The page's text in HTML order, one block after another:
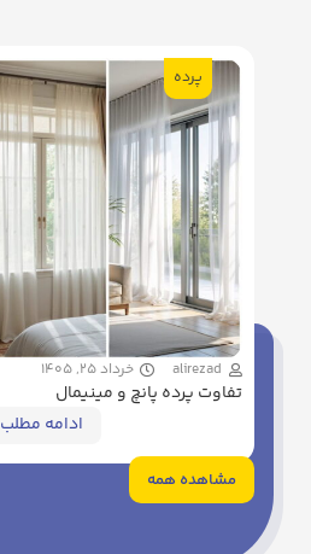
پرده
alirezad خرداد 25, 1405
تفاوت پرده پانچ و مینیمال
ادامه مطلب
مشاهده همه